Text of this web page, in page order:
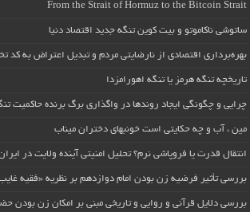
From the Strait of Hormuz to the Bitcoin Strait
ساتوشی ناکاموتو و بیت کوین تنگه جدید اقتصاد دنیا
بهره‌برداری اقتصادی از نارضایتی مردم و تبدیل اعتراض به کد
تاریخچه تنگه هرمز یا تنگه اهورامزدا
چرایی و چگونگی ایجاد روندها در واگذاری برگ برنده حاکمیت
مین ، آب و چه حکایتی است خونبهای دختران میناب
انتقال قدرت یا فروپاشی نرم؟ تحلیل امنیتی آینده ولایت در
بررسی تأثیر فرضیه زن بودن امام دوازدهم بر نظریه «فقیه
بررسی دلایل قرآنی و روایی و تاریخی مبنی بر امکان زن بودن